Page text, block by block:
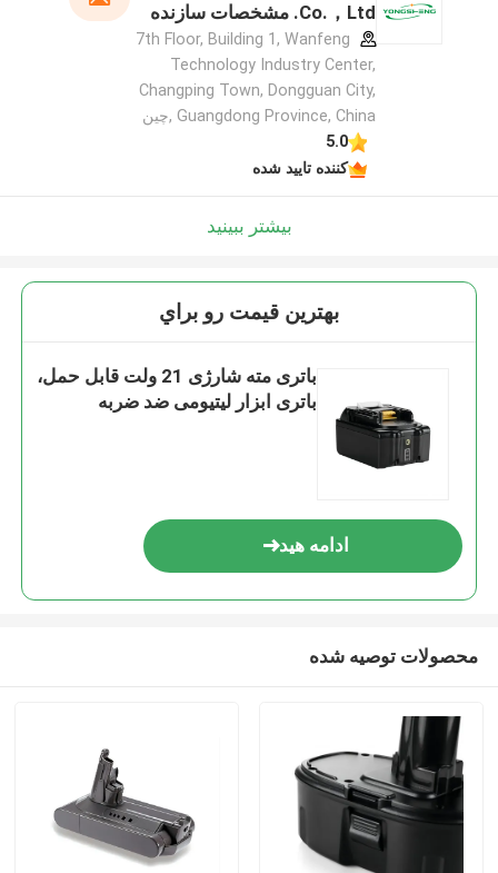
Co.，Ltd. مشخصات سازنده
7th Floor, Building 1, Wanfeng
Technology Industry Center,
Changping Town, Dongguan City,
Guangdong Province, China ,چین
5.0
کننده تایید شده
بیشتر ببینید
بهترين قيمت رو براي
باتری مته شارژی 21 ولت قابل حمل،
باتری ابزار لیتیومی ضد ضربه
ادامه هید
محصولات توصیه شده